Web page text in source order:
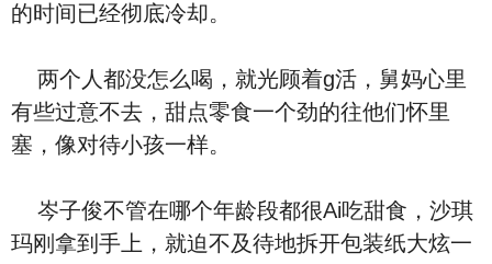
的时间已经彻底冷却。
两个人都没怎么喝，就光顾着g活，舅妈心里
有些过意不去，甜点零食一个劲的往他们怀里
塞，像对待小孩一样。
岑子俊不管在哪个年龄段都很Ai吃甜食，沙琪
玛刚拿到手上，就迫不及待地拆开包装纸大炫一